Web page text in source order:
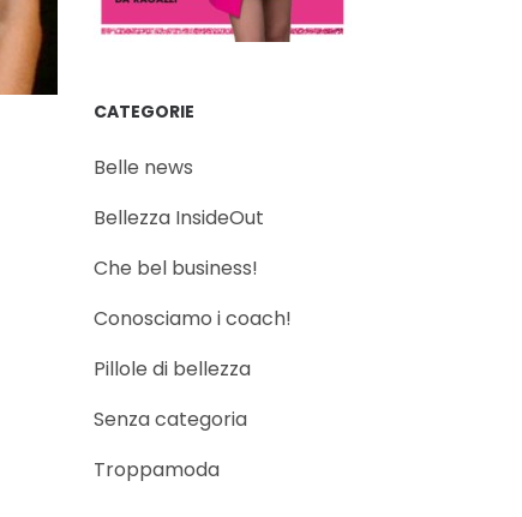
CATEGORIE
Belle news
Bellezza InsideOut
Che bel business!
Conosciamo i coach!
Pillole di bellezza
Senza categoria
Troppamoda